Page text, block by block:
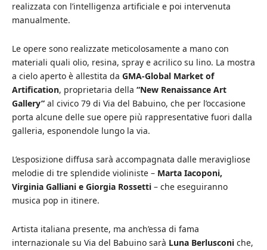
realizzata con l’intelligenza artificiale e poi intervenuta
manualmente.
Le opere sono realizzate meticolosamente a mano con
materiali quali olio, resina, spray e acrilico su lino. La mostra
a cielo aperto è allestita da GMA-Global Market of
Artification, proprietaria della “New Renaissance Art
Gallery” al civico 79 di Via del Babuino, che per l’occasione
porta alcune delle sue opere più rappresentative fuori dalla
galleria, esponendole lungo la via.
L’esposizione diffusa sarà accompagnata dalle meravigliose
melodie di tre splendide violiniste – Marta Iacoponi,
Virginia Galliani e Giorgia Rossetti – che eseguiranno
musica pop in itinere.
Artista italiana presente, ma anch’essa di fama
internazionale su Via del Babuino sarà Luna Berlusconi che,